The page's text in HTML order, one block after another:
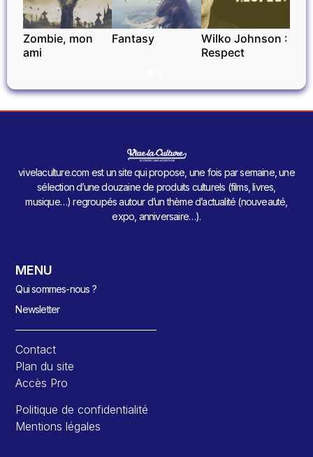
Zombie, mon
ami
Fantasy
Wilko Johnson :
Respect
vivelaculture.com est un site qui propose, une fois par semaine, une
sélection d’une douzaine de produits culturels (films, livres,
musique…) regroupés autour d’un thème d’actualité (nouveauté,
expo, anniversaire…).
MENU
Qui sommes-nous ?
Newsletter
Contact
Plan du site
Accès Pro
Politique de confidentialité
Mentions légales